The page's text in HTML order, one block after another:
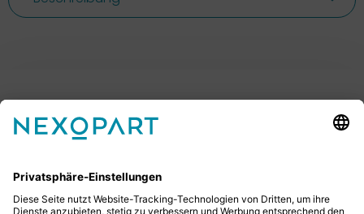
Ihr Kontakt zu uns.
schreiben uns eine E-Mail.
+49 2522 59084 0